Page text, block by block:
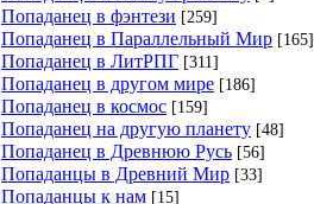
Попаданец в фэнтези [259]
Попаданец в Параллельный Мир [165]
Попаданец в ЛитРПГ [311]
Попаданец в другом мире [186]
Попаданец в космос [159]
Попаданец на другую планету [48]
Попаданец в Древнюю Русь [56]
Попаданцы в Древний Мир [33]
Попаданцы к нам [15]